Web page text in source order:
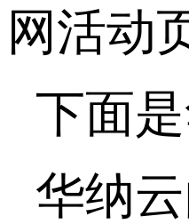
网活动
下面
华纳